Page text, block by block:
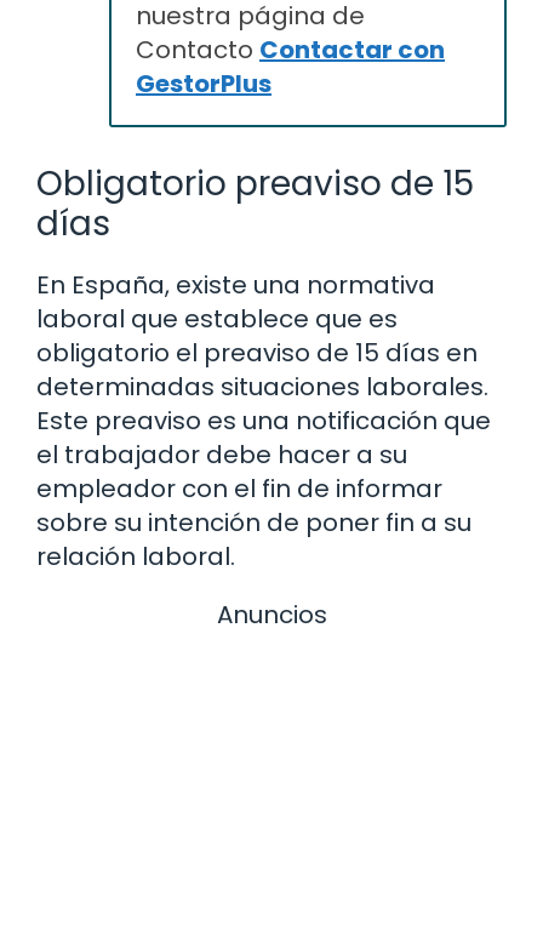
nuestra página de
Contacto Contactar con
GestorPlus
Obligatorio preaviso de 15
días
En España, existe una normativa
laboral que establece que es
obligatorio el preaviso de 15 días en
determinadas situaciones laborales.
Este preaviso es una notificación que
el trabajador debe hacer a su
empleador con el fin de informar
sobre su intención de poner fin a su
relación laboral.
Anuncios